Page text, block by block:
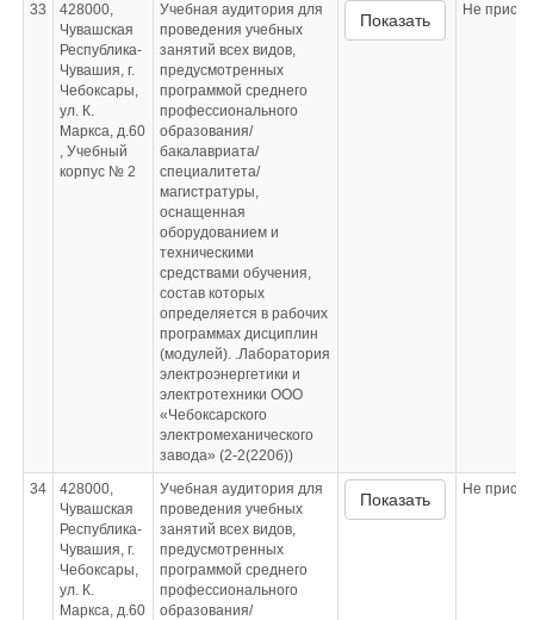
33
428000,
Чувашская
Республика-
Чувашия, г.
Чебоксары,
ул. К.
Маркса, д.60
, Учебный
корпус № 2
Учебная аудитория для
проведения учебных
занятий всех видов,
предусмотренных
программой среднего
профессионального
образования/
бакалавриата/
специалитета/
магистратуры,
оснащенная
оборудованием и
техническими
средствами обучения,
состав которых
определяется в рабочих
программах дисциплин
(модулей). .Лаборатория
электроэнергетики и
электротехники ООО
«Чебоксарского
электромеханического
завода» (2-2(220б))
Показать
Не
34
428000,
Чувашская
Республика-
Чувашия, г.
Чебоксары,
ул. К.
Маркса, д.60
Учебная аудитория для
проведения учебных
занятий всех видов,
предусмотренных
программой среднего
профессионального
образования/
Показать
Не